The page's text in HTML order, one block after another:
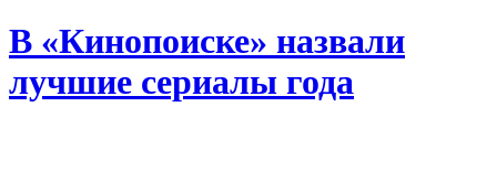
В «Кинопоиске» назвали
лучшие сериалы года